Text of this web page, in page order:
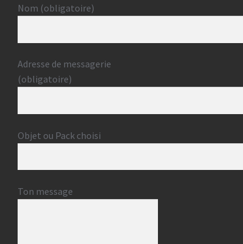
Nom (obligatoire)
Adresse de messagerie
(obligatoire)
Objet ou Pack choisi
Ton message